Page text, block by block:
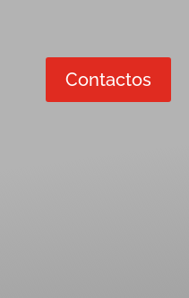
Contactos